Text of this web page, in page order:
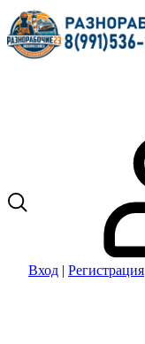
Вход | Регистрация